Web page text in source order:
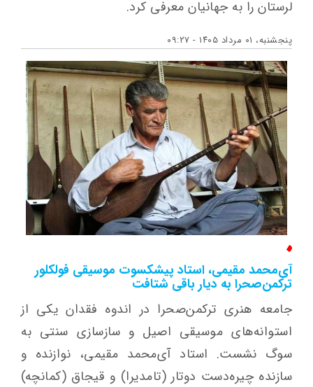
لرستان را به جهانیان معرفی کرد.
پنجشنبه، ۰۱ مرداد ۱۴۰۵ - ۰۹:۲۷
آی‌محمد مقیمی، استاد پیشکسوت موسیقی فولکلور
ترکمن‌صحرا به دیار باقی شتافت
جامعه هنری ترکمن‌صحرا در اندوه فقدان یکی از
استوانه‌های موسیقی اصیل و سازسازی سنتی به
سوگ نشست. استاد آی‌محمد مقیمی، نوازنده و
سازنده چیره‌دست دوتار (تامدیرا) و قیجاق (کمانچه)